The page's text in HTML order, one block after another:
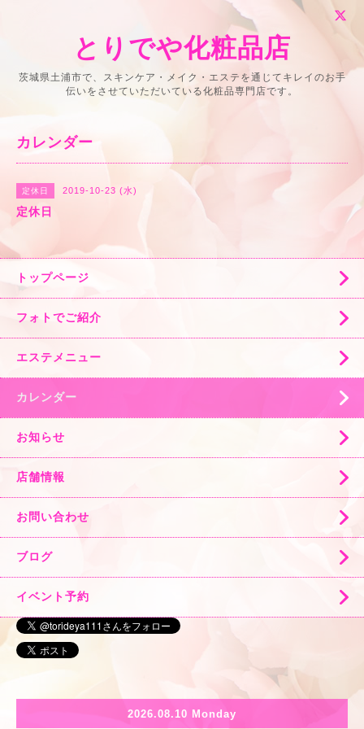
とりでや化粧品店
茨城県土浦市で、スキンケア・メイク・エステを通じてキレイのお手
伝いをさせていただいている化粧品専門店です。
カレンダー
定休日 2019-10-23 (水)
定休日
トップページ
フォトでご紹介
エステメニュー
カレンダー
お知らせ
店舗情報
お問い合わせ
ブログ
イベント予約
2026.08.10 Monday